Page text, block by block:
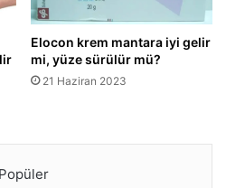
Elocon krem mantara iyi gelir
mi, yüze sürülür mü?
21 Haziran 2023
Popüler